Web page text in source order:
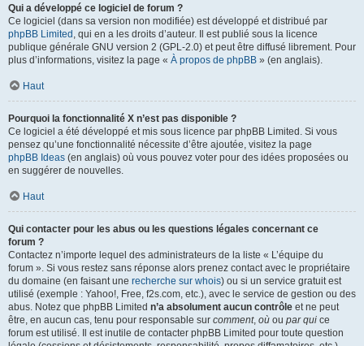
Qui a développé ce logiciel de forum ?
Ce logiciel (dans sa version non modifiée) est développé et distribué par
phpBB Limited , qui en a les droits d’auteur. Il est publié sous la licence
publique générale GNU version 2 (GPL-2.0) et peut être diffusé librement. Pour
plus d’informations, visitez la page « À propos de phpBB » (en anglais).
Haut
Pourquoi la fonctionnalité X n’est pas disponible ?
Ce logiciel a été développé et mis sous licence par phpBB Limited. Si vous
pensez qu’une fonctionnalité nécessite d’être ajoutée, visitez la page
phpBB Ideas (en anglais) où vous pouvez voter pour des idées proposées ou
en suggérer de nouvelles.
Haut
Qui contacter pour les abus ou les questions légales concernant ce
forum ?
Contactez n’importe lequel des administrateurs de la liste « L’équipe du
forum ». Si vous restez sans réponse alors prenez contact avec le propriétaire
du domaine (en faisant une recherche sur whois) ou si un service gratuit est
utilisé (exemple : Yahoo!, Free, f2s.com, etc.), avec le service de gestion ou des
abus. Notez que phpBB Limited n’a absolument aucun contrôle et ne peut
être, en aucun cas, tenu pour responsable sur comment, où ou par qui ce
forum est utilisé. Il est inutile de contacter phpBB Limited pour toute question